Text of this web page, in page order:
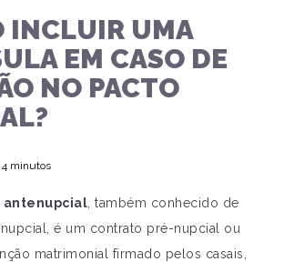
INCLUIR UMA
EM CASO DE
NO PACTO
minutos
antenupcial , também conhecido de
é um contrato pré-nupcial ou
matrimonial firmado pelos casais,